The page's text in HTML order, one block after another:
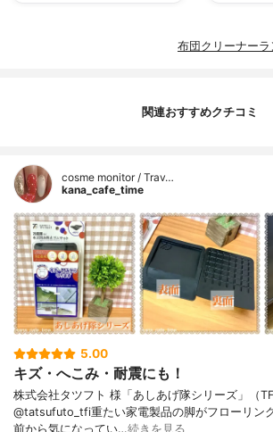
布団クリーナー
関連おすすめクチコミ
cosme monitor / Trav…
kana_cafe_time
5.00
キズ・へこみ・耐震にも！
株式会社タツフト 様「あしあげ隊シリーズ」（
@tatsufuto_tfi重たい家電製品の脚がフローリン
前から気になってい…続きを見る